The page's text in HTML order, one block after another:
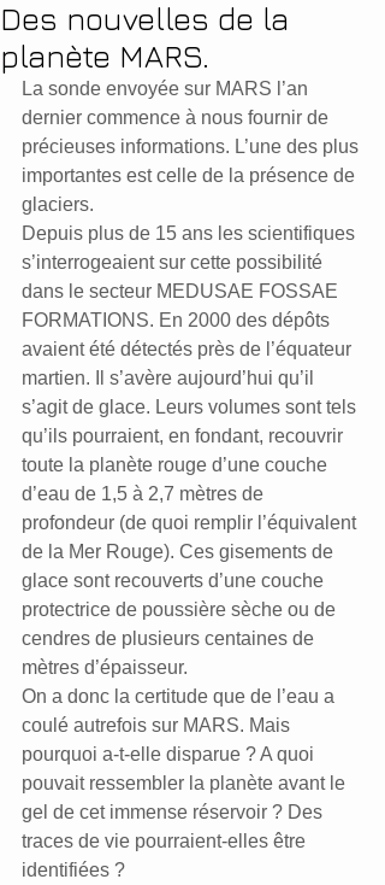
Des nouvelles de la
planète MARS.
La sonde envoyée sur MARS l’an
dernier commence à nous fournir de
précieuses informations. L’une des plus
importantes est celle de la présence de
glaciers.
Depuis plus de 15 ans les scientifiques
s’interrogeaient sur cette possibilité
dans le secteur MEDUSAE FOSSAE
FORMATIONS. En 2000 des dépôts
avaient été détectés près de l’équateur
martien. Il s’avère aujourd’hui qu’il
s’agit de glace. Leurs volumes sont tels
qu’ils pourraient, en fondant, recouvrir
toute la planète rouge d’une couche
d’eau de 1,5 à 2,7 mètres de
profondeur (de quoi remplir l’équivalent
de la Mer Rouge). Ces gisements de
glace sont recouverts d’une couche
protectrice de poussière sèche ou de
cendres de plusieurs centaines de
mètres d’épaisseur.
On a donc la certitude que de l’eau a
coulé autrefois sur MARS. Mais
pourquoi a-t-elle disparue ? A quoi
pouvait ressembler la planète avant le
gel de cet immense réservoir ? Des
traces de vie pourraient-elles être
identifiées ?